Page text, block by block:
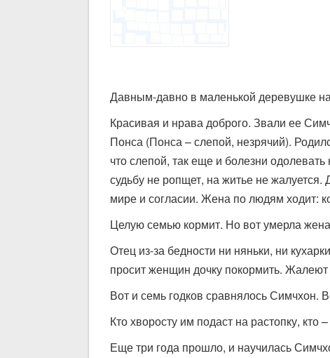
Давным-давно в маленькой деревушке
Красивая и нрава доброго. Звали ее
Понса (Понса – слепой, незрячий).
что слепой, так еще и болезни
судьбу не ропщет, на житье не
мире и согласии. Жена по людям ходит:
Целую семью кормит. Но вот умерла
Отец из-за бедности ни няньки, ни
просит женщин дочку покормить.
Вот и семь годков сравнялось Симчхон.
Кто хворосту им подаст на растопку,
Еще три года прошло, и научилась